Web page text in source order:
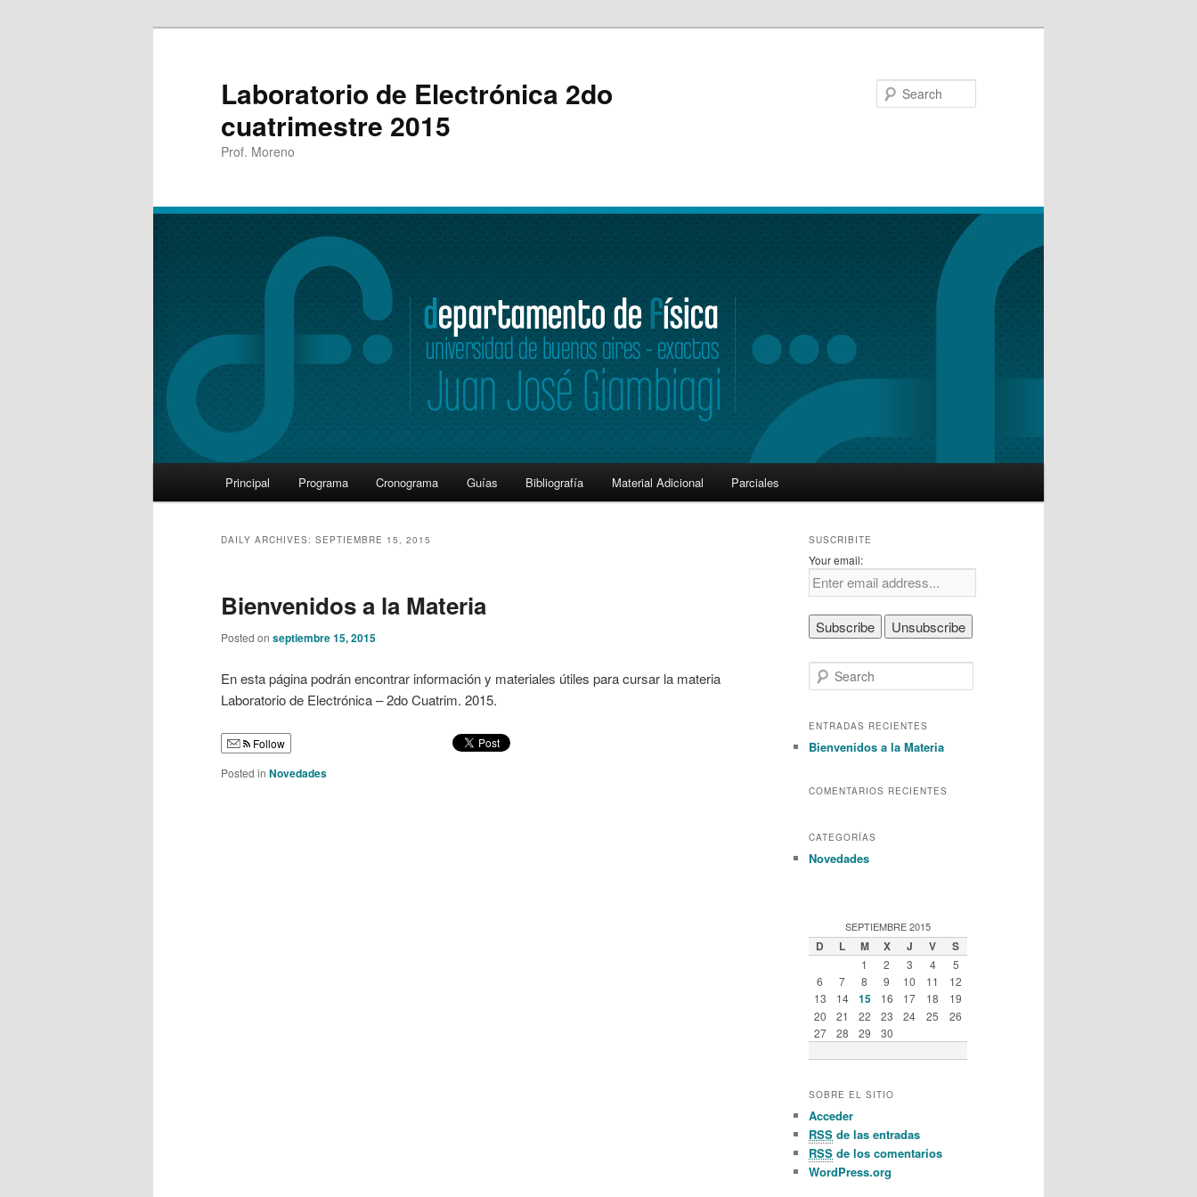
Laboratorio de Electrónica 2do
cuatrimestre 2015
Prof. Moreno
Skip
content
Skip
content
Principal Programa Cronograma Guías Bibliografía Material Adicional Parciales
DAILY ARCHIVES: SEPTIEMBRE 15, 2015
Bienvenidos a la Materia
Posted on septiembre 15, 2015
En esta página podrán encontrar información y materiales útiles para cursar la materia
Laboratorio de Electrónica – 2do Cuatrim. 2015.
Follow
Posted in Novedades
SUSCRIBITE
Your email:
e
r
h
ENTRADAS RECIENTES
Bienvenidos a la Materia
COMENTARIOS RECIENTES
CATEGORÍAS
Novedades
SEPTIEMBRE 2015
D L M X J V S
1 2 3 4
5
6
7 8 9 10 11
12
13
14 15 16 17 18
19
20
21 22 23 24 25
26
27
28 29 30
SOBRE EL SITIO
Acceder
RSS de las entradas
RSS de los comentarios
WordPress.org